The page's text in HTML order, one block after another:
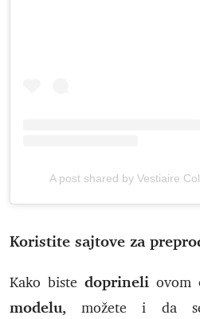
A post shared by Vestiaire
Koristite sajtove za
Kako biste doprineli ovom
modelu, možete i da